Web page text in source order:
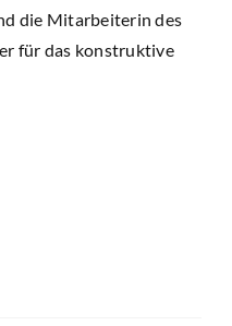
die Mitarbeiterin des
für das konstruktive